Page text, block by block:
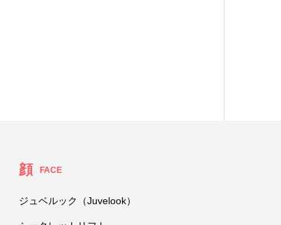
顔 FACE
ジュベルック（Juvelook）